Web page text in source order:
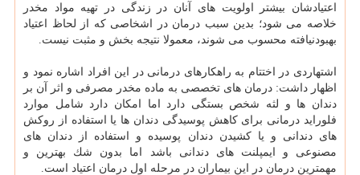
اعتیادشان بیشتر اولویت های آنان در زندگی در تهیه مواد مخدر
خلاصه می شود؛ بدین سبب درمان در اشخاصی كه از لحاظ اعتیاد
بهبودنیافته محسوب می شوند، معمولا نتیجه بخش و مثبت نیست.
اشتهاردی در اختتام به راهكارهای درمانی در این افراد اشاره نمود و
اظهار داشت: درمان های تخصصی به ماده مخدر مصرفی و اثر آن بر
دندان ها و لثه شخص بستگی دارد اما امكان دارد شامل موارد
فلوراید درمانی برای كاهش پوسیدگی دندان ها یا استفاده از روكش
های دندانی و یا كشیدن دندان پوسیده و استفاده از دندان های
مصنوعی و ایمپلنت های دندانی باشد اما بدون شك بهترین و
مهمترین درمان در این بیماران در مرحله اول درمان اعتیاد است.